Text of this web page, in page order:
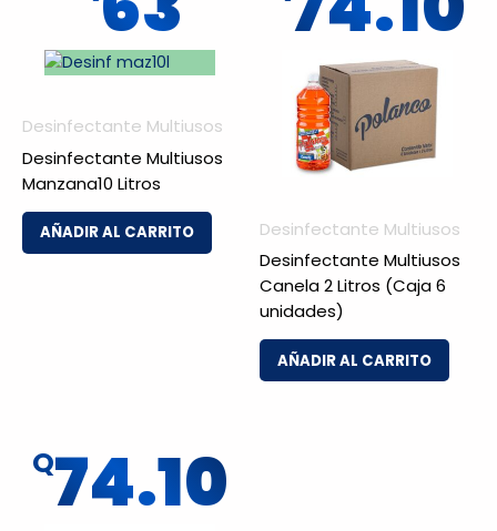
Desinfectante Multiusos
Desinfectante Multiusos
Manzana10 Litros
AÑADIR AL CARRITO
Desinfectante Multiusos
Desinfectante Multiusos
Canela 2 Litros (Caja 6
unidades)
AÑADIR AL CARRITO
Q74.10